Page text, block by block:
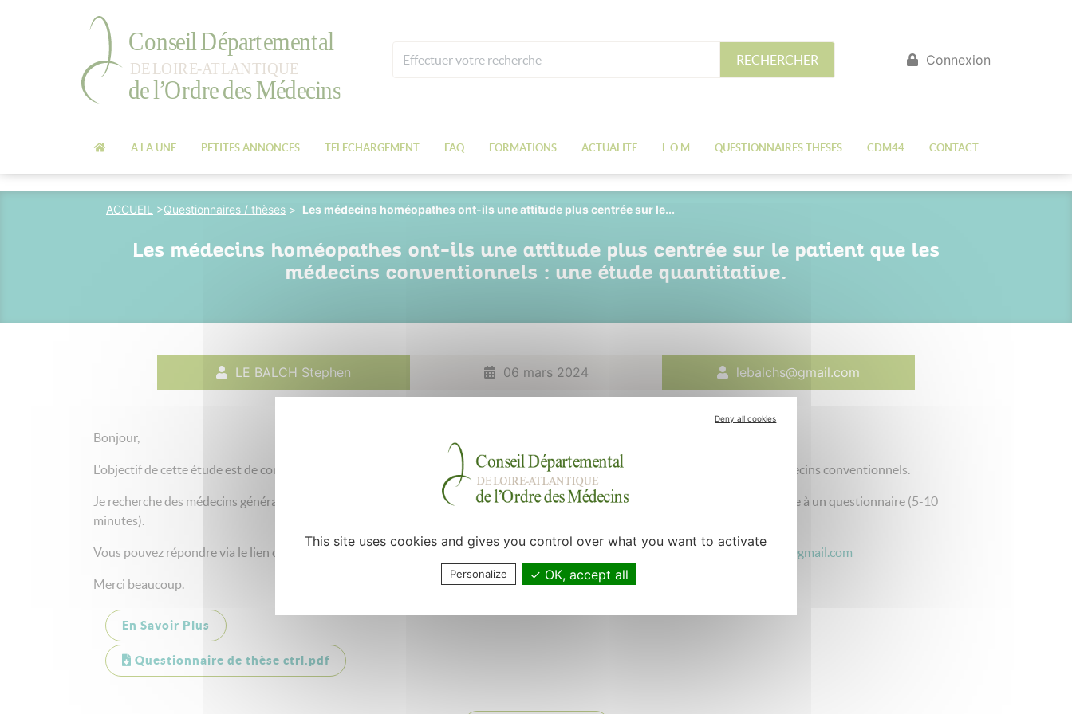
RECHERCHER Connexion
À LA UNE PETITES ANNONCES TÉLÉCHARGEMENT FAQ FORMATIONS ACTUALITÉ L.O.M QUESTIONNAIRES THÈSES CDM44 CONTACT
ACCUEIL >Questionnaires / thèses > Les médecins homéopathes ont-ils une attitude plus centrée sur le...
Les médecins homéopathes ont-ils une attitude plus centrée sur le patient que les
médecins conventionnels : une étude quantitative.
LE BALCH Stephen 06 mars 2024 lebalchs@gmail.com
Bonjour,
L'objectif de cette étude est de comparer la perception de la relation médecin-patient entre les médecins homéopathes et les médecins conventionnels.
Je recherche des médecins généralistes ne pratiquant pas l'homéopathie acceptant de donner un peu de leur temps pour répondre à un questionnaire (5-10
minutes).
Vous pouvez répondre via le lien ou en imprimant le questionnaire et en me le renvoyant complété à l'adresse suivante : lebalchs@gmail.com
Merci beaucoup.
En Savoir Plus
Questionnaire de thèse ctrl.pdf
Deny all cookies
This site uses cookies and gives you control over what you want to activate
Personalize OK, accept all